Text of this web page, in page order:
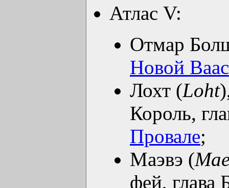
Атлас V:
Отмар
Новой
Лохт (Loht
Король,
Провале;
Маэвэ (
фей, глава